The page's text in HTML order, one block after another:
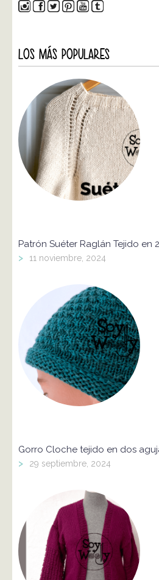
LOS MÁS POPULARES
Patrón Suéter Raglán Tejido en
> 11 noviembre, 2024
Gorro Cloche tejido en dos
> 29 septiembre, 2024